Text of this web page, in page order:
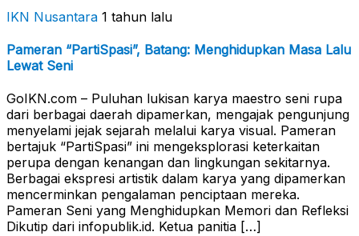
IKN Nusantara 1 tahun lalu
Pameran “PartiSpasi”, Batang: Menghidupkan Masa Lalu
Lewat Seni
GoIKN.com – Puluhan lukisan karya maestro seni rupa
dari berbagai daerah dipamerkan, mengajak pengunjung
menyelami jejak sejarah melalui karya visual. Pameran
bertajuk “PartiSpasi” ini mengeksplorasi keterkaitan
perupa dengan kenangan dan lingkungan sekitarnya.
Berbagai ekspresi artistik dalam karya yang dipamerkan
mencerminkan pengalaman penciptaan mereka.
Pameran Seni yang Menghidupkan Memori dan Refleksi
Dikutip dari infopublik.id. Ketua panitia […]